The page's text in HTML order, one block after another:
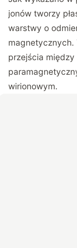
jonów tworzy
warstwy o
magnetycznych.
przejścia
wirionowym.